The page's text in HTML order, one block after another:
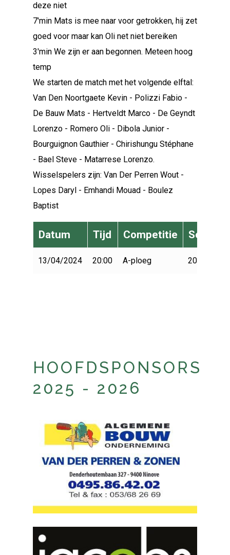
deze niet
7'min Mats is mee naar voor getrokken, hij zet
goed voor maar kan Oli net niet bereiken
3'min We zijn er aan begonnen. Meteen hoog
temp
We starten de match met het volgende elftal:
Van Den Noortgaete Kevin - Polizzi Fabio -
De Bauw Mats - Hertveldt Marco - De Geyndt
Lorenzo - Romero Oli - Dibola Junior -
Bourguignon Gauthier - Chirishungu Stéphane
- Bael Steve - Matarrese Lorenzo.
Wisselspelers zijn: Van Der Perren Wout -
Lopes Daryl - Emhandi Mouad - Boulez
Baptist
Datum Tijd Competitie Seizoen
13/04/2024 20:00 A-ploeg 2023-2024
HOOFDSPONSORS
2025 - 2026